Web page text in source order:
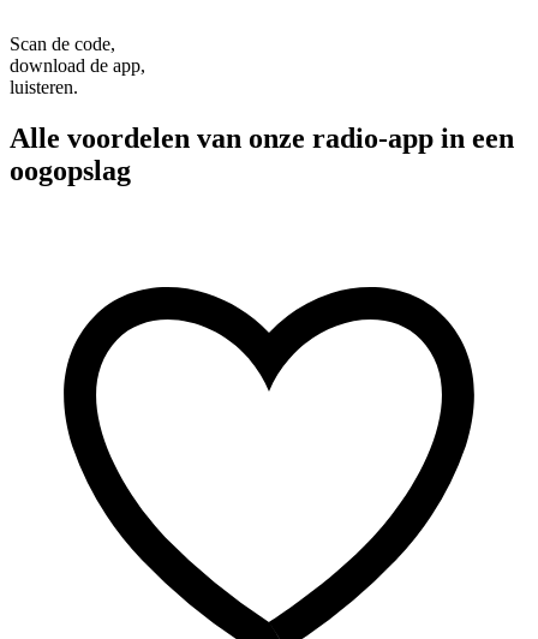
Scan de code,
download de app,
luisteren.
Alle voordelen van onze radio-app in een
oogopslag